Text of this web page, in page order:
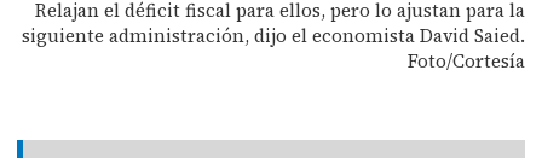
Relajan el déficit fiscal para ellos, pero lo ajustan para la
siguiente administración, dijo el economista David Saied.
Foto/Cortesía